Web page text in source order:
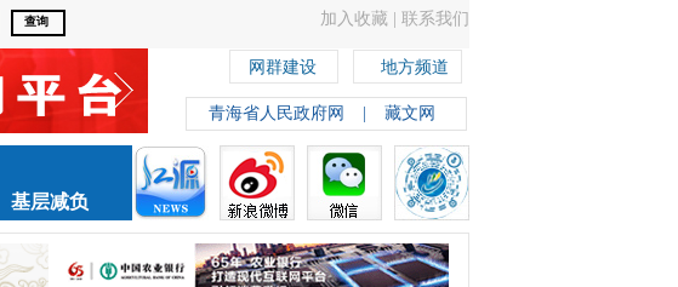
加入收藏 联系我们
网群建设 地方频道
青海省人民政府网 藏文网
基层减负